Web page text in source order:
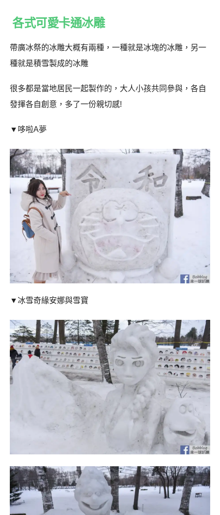
各式可愛卡通冰雕
帶廣冰祭的冰雕大概有兩種，一種就是冰塊的冰雕，另一
種就是積雪製成的冰雕
很多都是當地居民一起製作的，大人小孩共同參與，各自
發揮各自創意，多了一份親切感!
▼哆啦A夢
▼冰雪奇緣安娜與雪寶